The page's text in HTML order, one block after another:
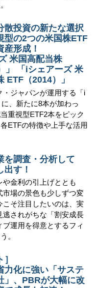
散投資の新たな選択
型の2つの米国株ETF
産形成！
米国高配当株
」 「iシェアーズ 米
ETF（2014）」
・ジャパンが運用する「i
、新たに8本が加わっ
重視型ETF2本をピック
ETFの特徴や上手な活用
を調査・分析して
出す！
や金利の引上げととも
市場の景色も少しずつ変
こそ注目したいのは、実
逃されがちな「割安成長
運用を得意とするフィ
。
力化に強い「サステ
」、PBRが大幅に改